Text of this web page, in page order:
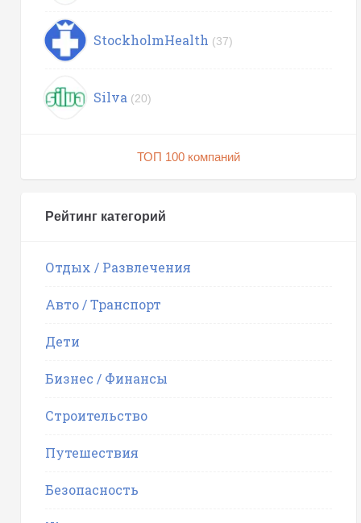
StockholmHealth (37)
Silva (20)
ТОП 100 компаний
Рейтинг категорий
Отдых / Развлечения
Авто / Транспорт
Дети
Бизнес / Финансы
Строительство
Путешествия
Безопасность